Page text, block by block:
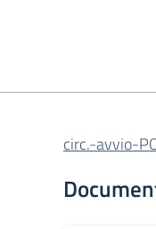
circ.-avvio-